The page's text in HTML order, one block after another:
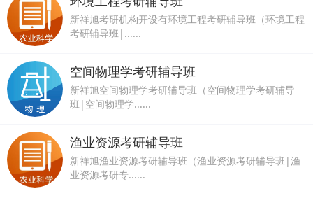
新祥旭考研机构开设有环境工程考研辅导班（环境工程
考研辅导班|......
空间物理学考研辅导班
新祥旭空间物理学考研辅导班（空间物理学考研辅导
班|空间物理学......
渔业资源考研辅导班
新祥旭渔业资源考研辅导班（渔业资源考研辅导班|渔
业资源考研专......